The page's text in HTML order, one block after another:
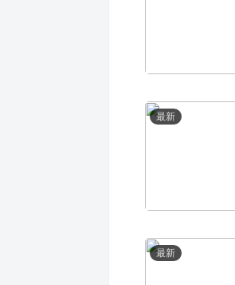
最新
最新